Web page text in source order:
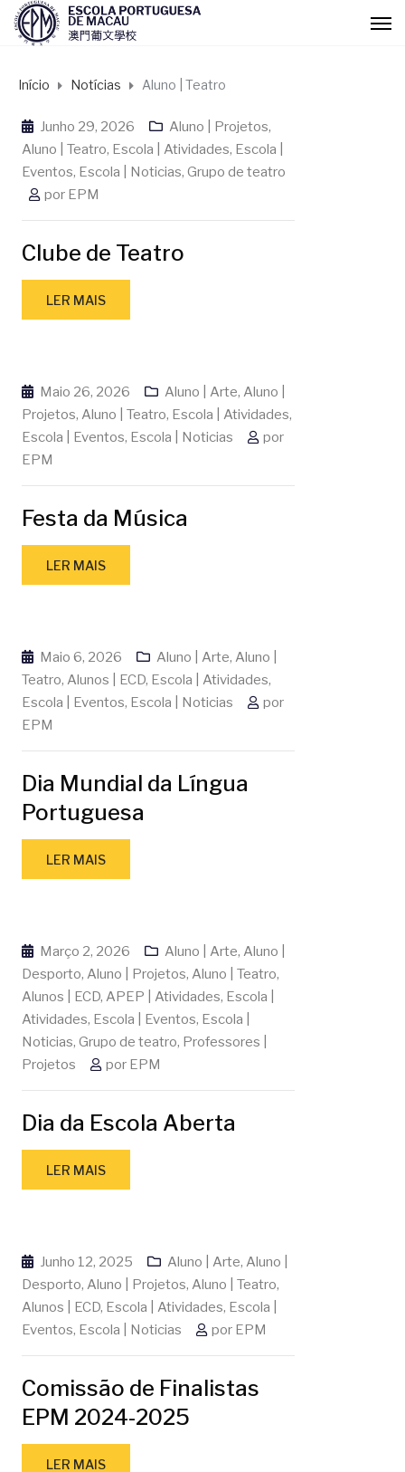
Início Notícias Aluno | Teatro
Junho 29, 2026 Aluno | Projetos,
Aluno | Teatro, Escola | Atividades, Escola |
Eventos, Escola | Noticias,Grupo de teatro
por EPM
Clube de Teatro
LER MAIS
Maio 26, 2026 Aluno | Arte,Aluno |
Projetos,Aluno | Teatro, Escola | Atividades,
Escola | Eventos, Escola | Noticias
por
EPM
Festa da Música
LER MAIS
Maio 6, 2026 Aluno | Arte,Aluno |
Teatro,Alunos | ECD, Escola | Atividades,
Escola | Eventos, Escola | Noticias
por
EPM
Dia Mundial da Língua
Portuguesa
LER MAIS
Março 2, 2026 Aluno | Arte,Aluno |
Desporto,Aluno | Projetos,Aluno | Teatro,
Alunos | ECD,APEP | Atividades, Escola |
Atividades, Escola | Eventos, Escola |
Noticias,Grupo de teatro, Professores |
Projetos
por EPM
Dia da Escola Aberta
LER MAIS
Junho 12, 2025 Aluno | Arte,Aluno |
Desporto,Aluno | Projetos,Aluno | Teatro,
Alunos | ECD, Escola | Atividades, Escola |
Eventos, Escola | Noticias por EPM
Comissão de Finalistas
EPM 2024-2025
LER MAIS